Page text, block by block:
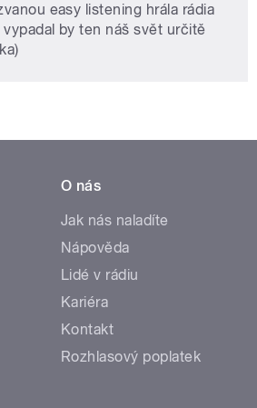
easy listening hrála rádia
by ten náš svět určitě
O nás
Jak nás naladíte
Nápověda
Lidé v rádiu
Kariéra
Kontakt
Rozhlasový poplatek